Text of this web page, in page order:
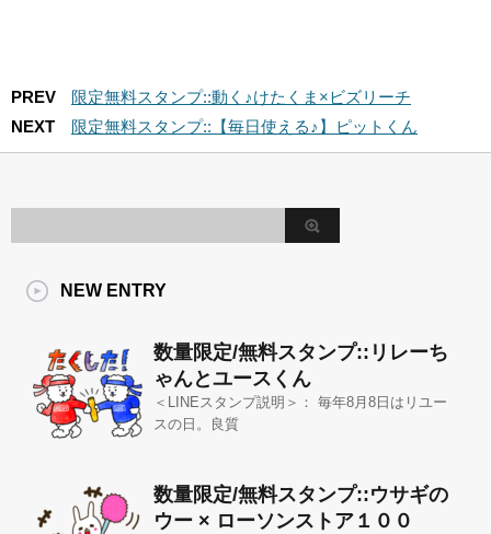
PREV
限定無料スタンプ::動く♪けたくま×ビズリーチ
NEXT
限定無料スタンプ::【毎日使える♪】ピットくん
NEW ENTRY
数量限定/無料スタンプ::リレーち
ゃんとユースくん
＜LINEスタンプ説明＞： 毎年8月8日はリユー
スの日。良質
数量限定/無料スタンプ::ウサギの
ウー × ローソンストア１００